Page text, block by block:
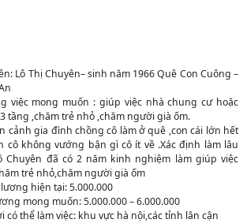
Lô Thị Chuyên– sinh năm 1966 Quê Con Cuông –
việc mong muốn : giúp việc nhà chung cư hoặc
tầng ,chăm trẻ nhỏ ,chăm người già ốm.
cảnh gia đình chồng cô làm ở quê ,con cái lớn hết
cô không vướng bận gì cô ít về .Xác định làm lâu
Chuyên đã có 2 năm kinh nghiệm làm giúp việc
trẻ nhỏ,chăm người già ốm
hiện tại: 5.000.000
mong muốn: 5.000.000 – 6.000.000
có thể làm việc: khu vực hà nội,các tỉnh lân cận